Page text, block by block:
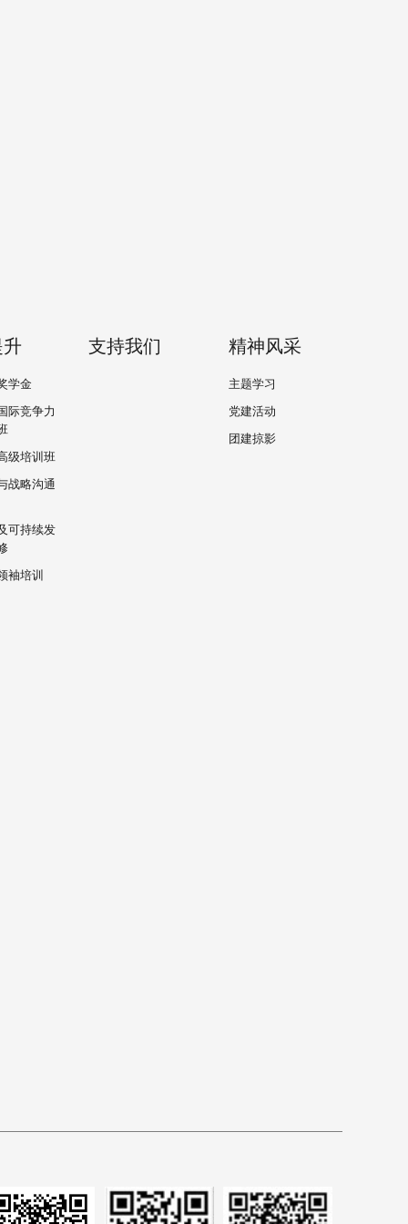
学金
际竞争力
级培训班
战略沟通
可持续发
袖培训
支持我们 精神风采
主题学习
党建活动
团建掠影